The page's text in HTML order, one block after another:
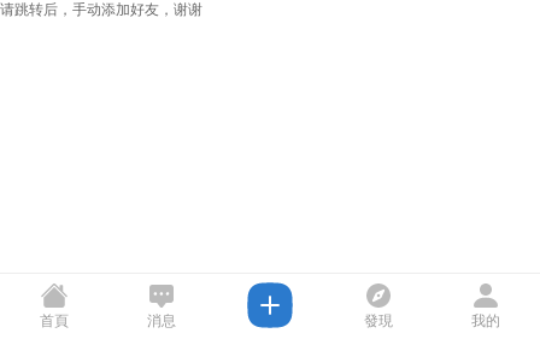
请跳转后，手动添加好友，谢谢
首頁 消息 發現 我的